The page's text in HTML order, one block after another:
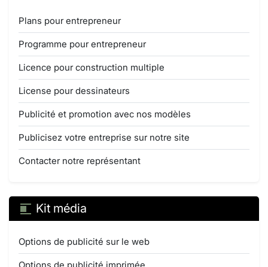
Plans pour entrepreneur
Programme pour entrepreneur
Licence pour construction multiple
License pour dessinateurs
Publicité et promotion avec nos modèles
Publicisez votre entreprise sur notre site
Contacter notre représentant
Kit média
Options de publicité sur le web